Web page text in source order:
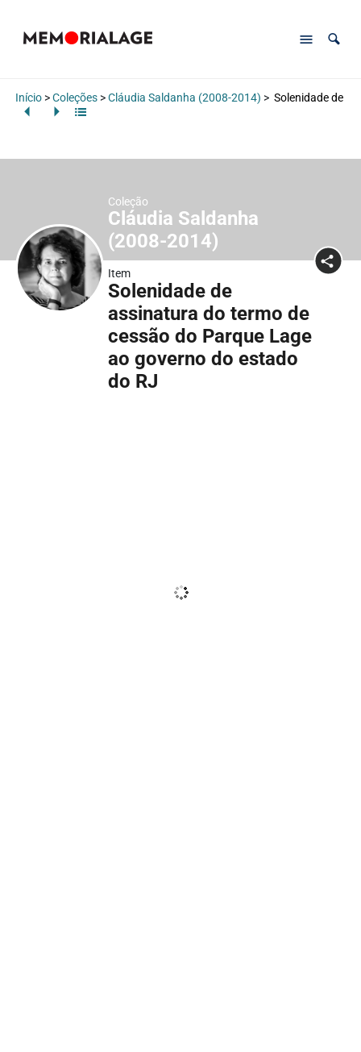
Início>Coleções>Cláudia Saldanha (2008-2014) > Solenidade de
Coleção
Cláudia Saldanha
(2008-2014)
Item
Solenidade de
assinatura do termo de
cessão do Parque Lage
ao governo do estado
do RJ